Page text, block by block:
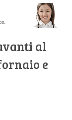
al
e